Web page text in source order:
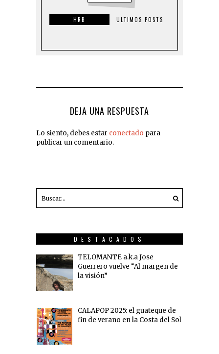
HRB ULTIMOS POSTS
DEJA UNA RESPUESTA
Lo siento, debes estar conectado para
publicar un comentario.
DESTACADOS
TELOMANTE a.k.a Jose
Guerrero vuelve “Al margen de
la visión”
CALAPOP 2025: el guateque de
fin de verano en la Costa del Sol